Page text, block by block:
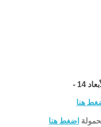
هنا
اضغط هنا